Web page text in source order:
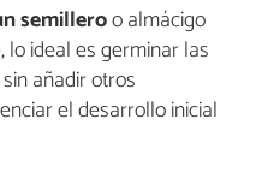
semilleroo almácigo
ideal es germinar las
añadir otros
el desarrollo inicial